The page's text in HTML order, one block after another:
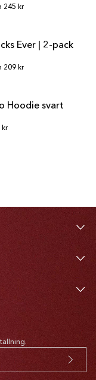
pris pris
245 kr
Ever | 2-pack
pris pris
209 kr
Hoodie svart
pris
kr